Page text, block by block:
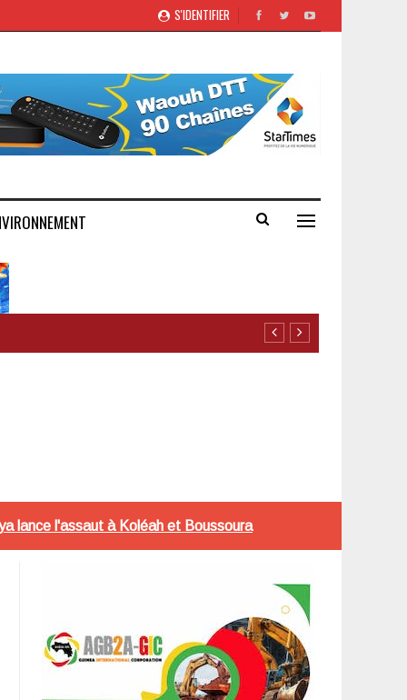
S'IDENTIFIER
lance l'assaut à Koléah et Boussoura